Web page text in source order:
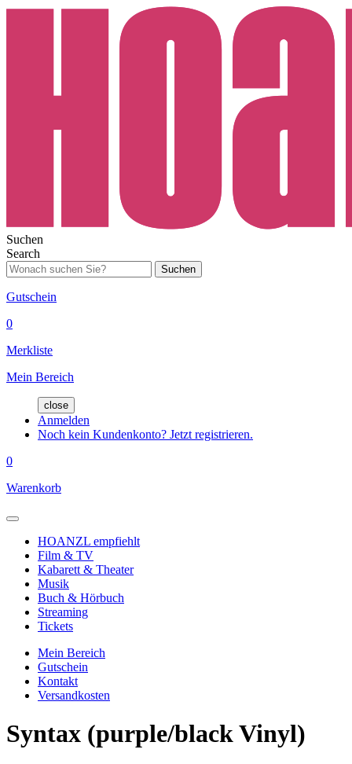
Suchen
Search
Suchen
Gutschein
0
Merkliste
Mein Bereich
close
Anmelden
Noch kein Kundenkonto? Jetzt registrieren.
0
Warenkorb
HOANZL empfiehlt
Film & TV
Kabarett & Theater
Musik
Buch & Hörbuch
Streaming
Tickets
Mein Bereich
Gutschein
Kontakt
Versandkosten
Syntax (purple/black Vinyl)